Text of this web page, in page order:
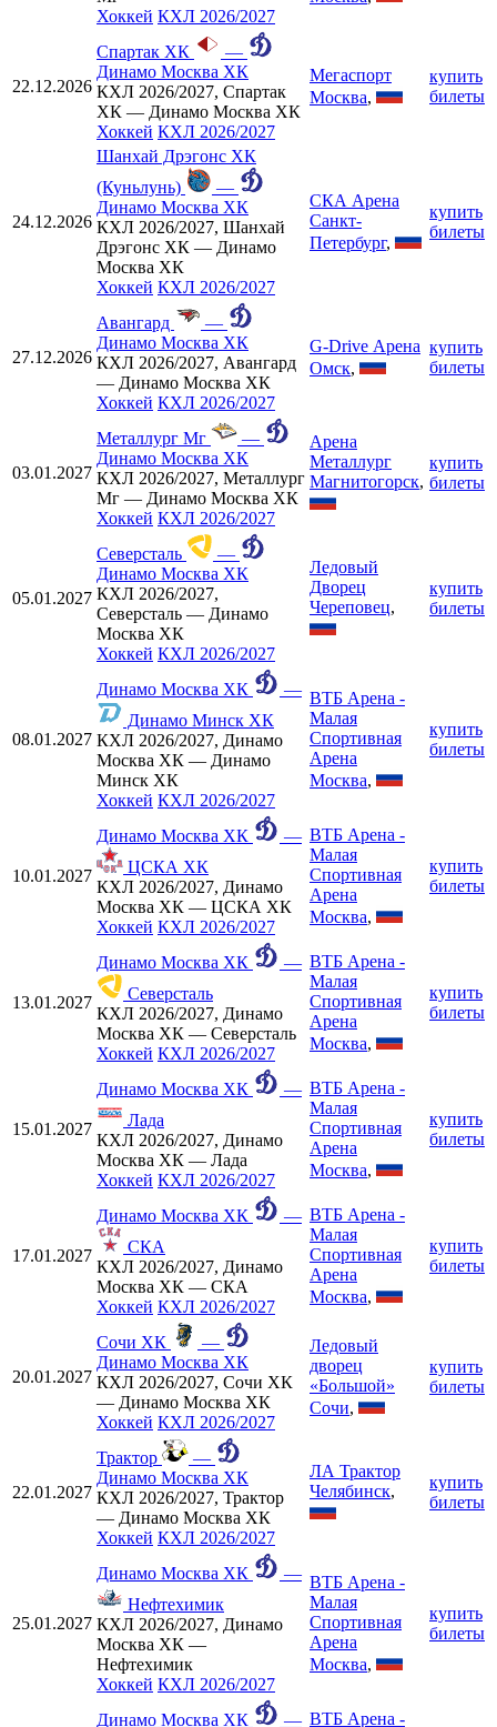
Хоккей КХЛ 2026/2027
22.12.2026
Спартак ХК
—
Динамо Москва ХК
КХЛ 2026/2027, Спартак
ХК — Динамо Москва ХК
Хоккей КХЛ 2026/2027
Мегаспорт
Москва,
купить
билеты
24.12.2026
Шанхай Дрэгонс ХК
(Куньлунь)
—
Динамо Москва ХК
КХЛ 2026/2027, Шанхай
Дрэгонс ХК — Динамо
Москва ХК
Хоккей КХЛ 2026/2027
СКА Арена
Санкт-
Петербург,
купить
билеты
27.12.2026
Авангард
—
Динамо Москва ХК
КХЛ 2026/2027, Авангард
— Динамо Москва ХК
Хоккей КХЛ 2026/2027
G-Drive Арена
Омск,
купить
билеты
03.01.2027
Металлург Мг
—
Динамо Москва ХК
КХЛ 2026/2027, Металлург
Мг — Динамо Москва ХК
Хоккей КХЛ 2026/2027
Арена
Металлург
Магнитогорск,
купить
билеты
05.01.2027
Северсталь
—
Динамо Москва ХК
КХЛ 2026/2027,
Северсталь — Динамо
Москва ХК
Хоккей КХЛ 2026/2027
Ледовый
Дворец
Череповец,
купить
билеты
08.01.2027
Динамо Москва ХК
—
Динамо Минск ХК
КХЛ 2026/2027, Динамо
Москва ХК — Динамо
Минск ХК
Хоккей КХЛ 2026/2027
ВТБ Арена -
Малая
Спортивная
Арена
Москва,
купить
билеты
10.01.2027
Динамо Москва ХК
—
ЦСКА ХК
КХЛ 2026/2027, Динамо
Москва ХК — ЦСКА ХК
Хоккей КХЛ 2026/2027
ВТБ Арена -
Малая
Спортивная
Арена
Москва,
купить
билеты
13.01.2027
Динамо Москва ХК
—
Северсталь
КХЛ 2026/2027, Динамо
Москва ХК — Северсталь
Хоккей КХЛ 2026/2027
ВТБ Арена -
Малая
Спортивная
Арена
Москва,
купить
билеты
15.01.2027
Динамо Москва ХК
—
Лада
КХЛ 2026/2027, Динамо
Москва ХК — Лада
Хоккей КХЛ 2026/2027
ВТБ Арена -
Малая
Спортивная
Арена
Москва,
купить
билеты
17.01.2027
Динамо Москва ХК
—
СКА
КХЛ 2026/2027, Динамо
Москва ХК — СКА
Хоккей КХЛ 2026/2027
ВТБ Арена -
Малая
Спортивная
Арена
Москва,
купить
билеты
20.01.2027
Сочи ХК
—
Динамо Москва ХК
КХЛ 2026/2027, Сочи ХК
— Динамо Москва ХК
Хоккей КХЛ 2026/2027
Ледовый
дворец
«Большой»
Сочи,
купить
билеты
22.01.2027
Трактор
—
Динамо Москва ХК
КХЛ 2026/2027, Трактор
— Динамо Москва ХК
Хоккей КХЛ 2026/2027
ЛА Трактор
Челябинск,
купить
билеты
25.01.2027
Динамо Москва ХК
—
Нефтехимик
КХЛ 2026/2027, Динамо
Москва ХК —
Нефтехимик
Хоккей КХЛ 2026/2027
ВТБ Арена -
Малая
Спортивная
Арена
Москва,
купить
билеты
Динамо Москва ХК
— ВТБ Арена -